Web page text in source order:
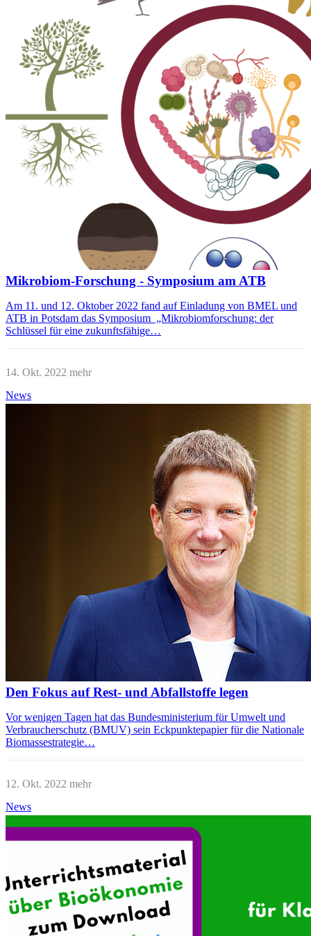
Mikrobiom-Forschung - Symposium am ATB
Am 11. und 12. Oktober 2022 fand auf Einladung von BMEL und
ATB in Potsdam das Symposium „Mikrobiomforschung: der
Schlüssel für eine zukunftsfähige…
14. Okt. 2022 mehr
News
Den Fokus auf Rest- und Abfallstoffe legen
Vor wenigen Tagen hat das Bundesministerium für Umwelt und
Verbraucherschutz (BMUV) sein Eckpunktepapier für die Nationale
Biomassestrategie…
12. Okt. 2022 mehr
News